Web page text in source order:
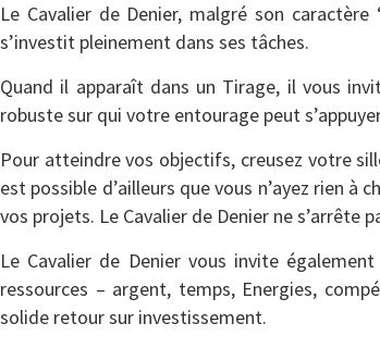
Le Cavalier de Denier, malgré son
s’investit pleinement dans ses tâches.
Quand il apparaît dans un Tirage, il vous
robuste sur qui votre entourage peut
Pour atteindre vos objectifs, creusez votre
est possible d’ailleurs que vous n’ayez rien
vos projets. Le Cavalier de Denier ne
Le Cavalier de Denier vous invite
ressources – argent, temps, Energies,
solide retour sur investissement.